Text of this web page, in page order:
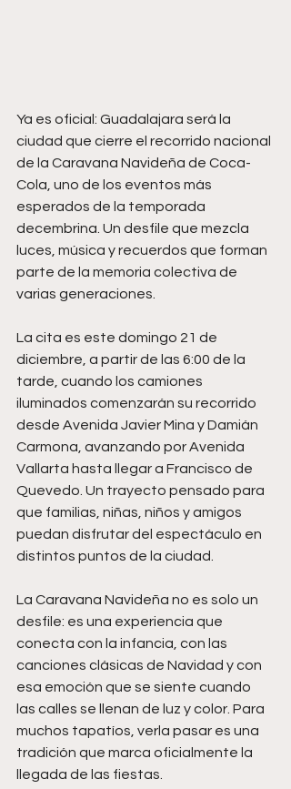
Ya es oficial: Guadalajara será la
ciudad que cierre el recorrido nacional
de la Caravana Navideña de Coca-
Cola, uno de los eventos más
esperados de la temporada
decembrina. Un desfile que mezcla
luces, música y recuerdos que forman
parte de la memoria colectiva de
varias generaciones.
La cita es este domingo 21 de
diciembre, a partir de las 6:00 de la
tarde, cuando los camiones
iluminados comenzarán su recorrido
desde Avenida Javier Mina y Damián
Carmona, avanzando por Avenida
Vallarta hasta llegar a Francisco de
Quevedo. Un trayecto pensado para
que familias, niñas, niños y amigos
puedan disfrutar del espectáculo en
distintos puntos de la ciudad.
La Caravana Navideña no es solo un
desfile: es una experiencia que
conecta con la infancia, con las
canciones clásicas de Navidad y con
esa emoción que se siente cuando
las calles se llenan de luz y color. Para
muchos tapatíos, verla pasar es una
tradición que marca oficialmente la
llegada de las fiestas.